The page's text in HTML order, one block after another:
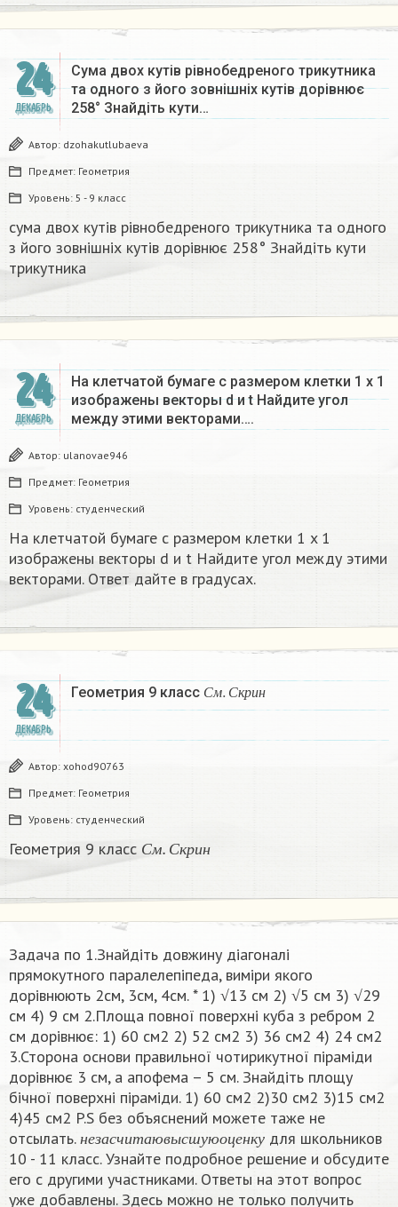
24
ДЕКАБРЬ
Сума двох кутів рівнобедреного трикутника
та одного з його зовнішніх кутів дорівнює
258° Знайдіть кути…
Автор: dzohakutlubaeva
Предмет: Геометрия
Уровень: 5 - 9 класс
сума двох кутів рівнобедреного трикутника та одного
з його зовнішніх кутів дорівнює 258° Знайдіть кути
трикутника​
24
ДЕКАБРЬ
На клетчатой бумаге с размером клетки 1 x 1
изображены векторы d и t Найдите угол
между этими векторами….
Автор: ulanovae946
Предмет: Геометрия
Уровень: студенческий
На клетчатой бумаге с размером клетки 1 x 1
изображены векторы d и t Найдите угол между этими
векторами. Ответ дайте в градусах.
24
ДЕКАБРЬ
Геометрия 9 класс См Скрин
С м. Ск рин
Автор: xohod90763
Предмет: Геометрия
Уровень: студенческий
Геометрия 9 класс См Скр ин
См Ск
Задача по 1.Знайдіть довжину діагоналі
прямокутного паралелепіпеда, виміри якого
дорівнюють 2см, 3см, 4см. * 1) √13 см 2) √5 см 3) √29
см 4) 9 см 2.Площа повної поверхні куба з ребром 2
см дорівнює: 1) 60 см2 2) 52 см2 3) 36 см2 4) 24 см2
3.Сторона основи правильної чотирикутної піраміди
дорівнює 3 см, а апофема – 5 см. Знайдіть площу
бічної поверхні піраміди. 1) 60 см2 2)30 см2 3)15 см2
4)45 см2 P.S без объяснений можете таже не
отсылать.
н е з а с ч и т а ю в ыс ш у ю о ц е н к у
не засч итаювысшу юоценку для школьников
10 - 11 класс. Узнайте подробное решение и обсудите
его с другими участниками. Ответы на этот вопрос
уже добавлены. Здесь можно не только получить